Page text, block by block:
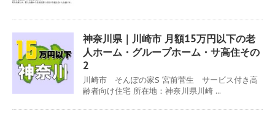
神奈川県｜川崎市 月額15万円以下の老
人ホーム・グループホーム・サ高住その
2
川崎市 そんぽの家S 宮前菅生 サービス付き高
齢者向け住宅 所在地：神奈川県川崎 ...